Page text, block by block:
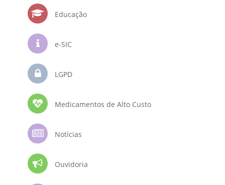
Educação
e-SIC
LGPD
Medicamentos de Alto Custo
Notícias
Ouvidoria